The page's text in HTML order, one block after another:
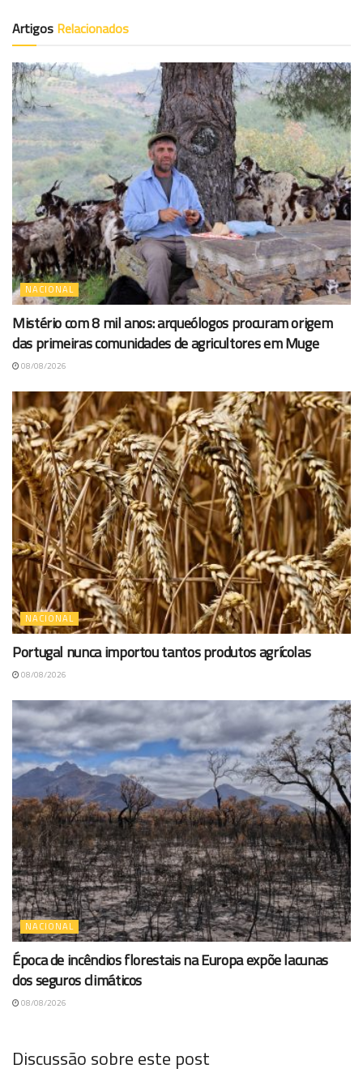
Artigos Relacionados
NACIONAL
Mistério com 8 mil anos: arqueólogos procuram origem
das primeiras comunidades de agricultores em Muge
08/08/2026
NACIONAL
Portugal nunca importou tantos produtos agrícolas
08/08/2026
NACIONAL
Época de incêndios florestais na Europa expõe lacunas
dos seguros climáticos
08/08/2026
Discussão sobre este post